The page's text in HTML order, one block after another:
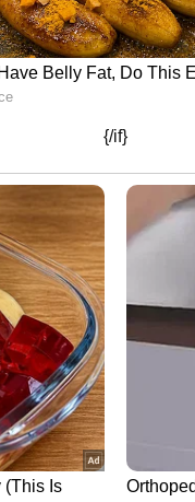
ഇന്ദു മൽഹോത്ര
തന്നെ
ചേർന്ന്
സ്ത്രീ
വിധിയിൽ
ആഘോഷങ്ങൾക്ക്